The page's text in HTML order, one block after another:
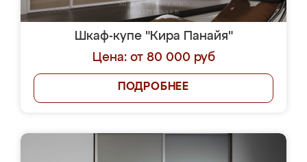
Шкаф-купе "Кира Панайя"
Цена: от 80 000 руб
ПОДРОБНЕЕ